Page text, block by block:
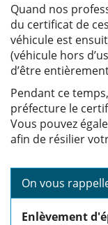
Quand nos
du certificat de
véhicule est
(véhicule hors
d’être
Pendant ce
préfecture le
Vous pouvez
afin de résilier
On vous
Enlèvement